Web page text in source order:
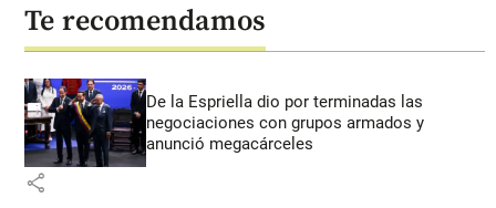
Te recomendamos
De la Espriella dio por terminadas las
negociaciones con grupos armados y
anunció megacárceles
share